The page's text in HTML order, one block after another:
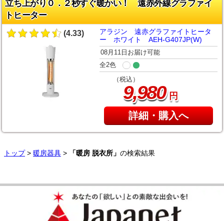
立ち上がり０．２秒すぐ暖かい！ 遠赤外線グラファイ
トヒーター
(4.33)
アラジン 遠赤グラファイトヒータ
ー ホワイト AEH-G407JP(W)
08月11日お届け可能
全2色
（税込）
9,980円
詳細・購入へ
トップ> 暖房器具 > 「暖房 脱衣所」 の検索結果